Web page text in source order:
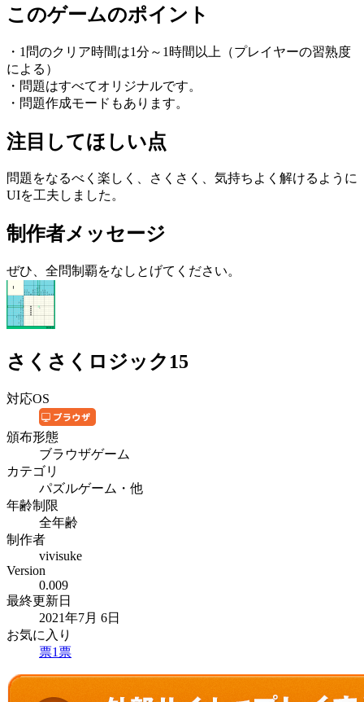
このゲームのポイント
・1問のクリア時間は1分～1時間以上（プレイヤーの習熟度
による）
・問題はすべてオリジナルです。
・問題作成モードもあります。
注目してほしい点
問題をなるべく楽しく、さくさく、気持ちよく解けるように
UIを工夫しました。
制作者メッセージ
ぜひ、全問制覇をなしとげてください。
さくさくロジック15
対応OS
頒布形態
ブラウザゲーム
カテゴリ
パズルゲーム・他
年齢制限
全年齢
制作者
vivisuke
Version
0.009
最終更新日
2021年7月 6日
お気に入り
票1 票